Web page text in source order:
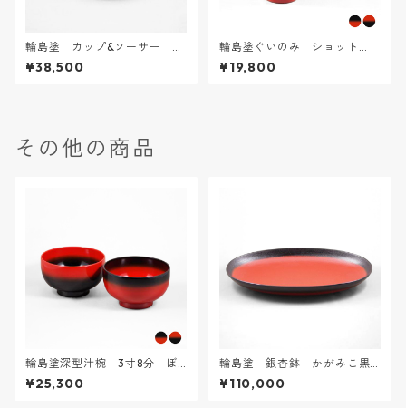
輪島塗 カップ&ソーサー ぼ
かし塗
¥38,500
輪島塗ぐいのみ ショット
型 ぼかし塗［朱×黒］
¥19,800
その他の商品
輪島塗深型汁椀 3寸8分 ぼ
かし塗［黒×朱］
¥25,300
輪島塗 銀杏鉢 かがみこ黒
朱ぼかし 3L
¥110,000